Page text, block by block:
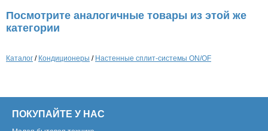
Посмотрите аналогичные товары из этой же
категории
Каталог / Кондиционеры / Настенные сплит-системы ON/OF
ПОКУПАЙТЕ У НАС